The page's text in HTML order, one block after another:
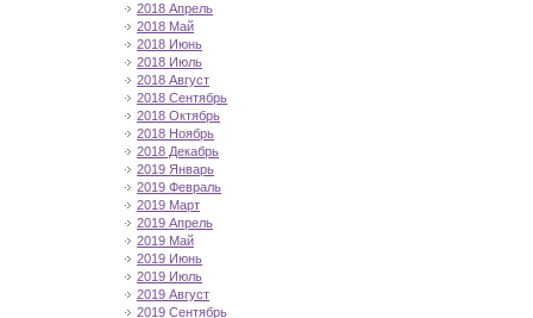
2018 Апрель
2018 Май
2018 Июнь
2018 Июль
2018 Август
2018 Сентябрь
2018 Октябрь
2018 Ноябрь
2018 Декабрь
2019 Январь
2019 Февраль
2019 Март
2019 Апрель
2019 Май
2019 Июнь
2019 Июль
2019 Август
2019 Сентябрь